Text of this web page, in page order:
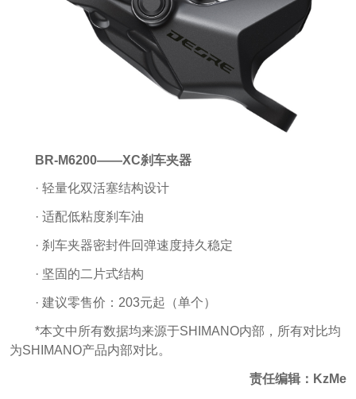
BR-M6200——XC刹车夹器
· 轻量化双活塞结构设计
· 适配低粘度刹车油
· 刹车夹器密封件回弹速度持久稳定
· 坚固的二片式结构
· 建议零售价：203元起（单个）
*本文中所有数据均来源于SHIMANO内部，所有对比均
为SHIMANO产品内部对比。
责任编辑：KzMe